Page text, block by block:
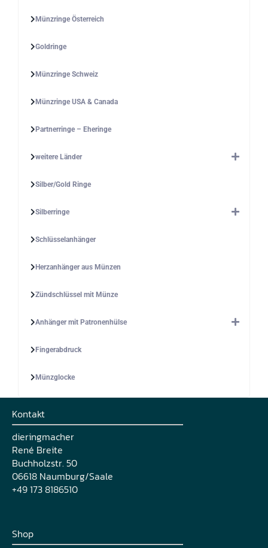
Münzringe Österreich
Goldringe
Münzringe Schweiz
Münzringe USA & Canada
Partnerringe – Eheringe
weitere Länder
Silber/Gold Ringe
Silberringe
Schlüsselanhänger
Herzanhänger aus Münzen
Zündschlüssel mit Münze
Anhänger mit Patronenhülse
Fingerabdruck
Münzglocke
Kontakt
dieringmacher
René Breite
Buchholzstr. 50
06618 Naumburg/Saale
+49 173 8186510
Shop